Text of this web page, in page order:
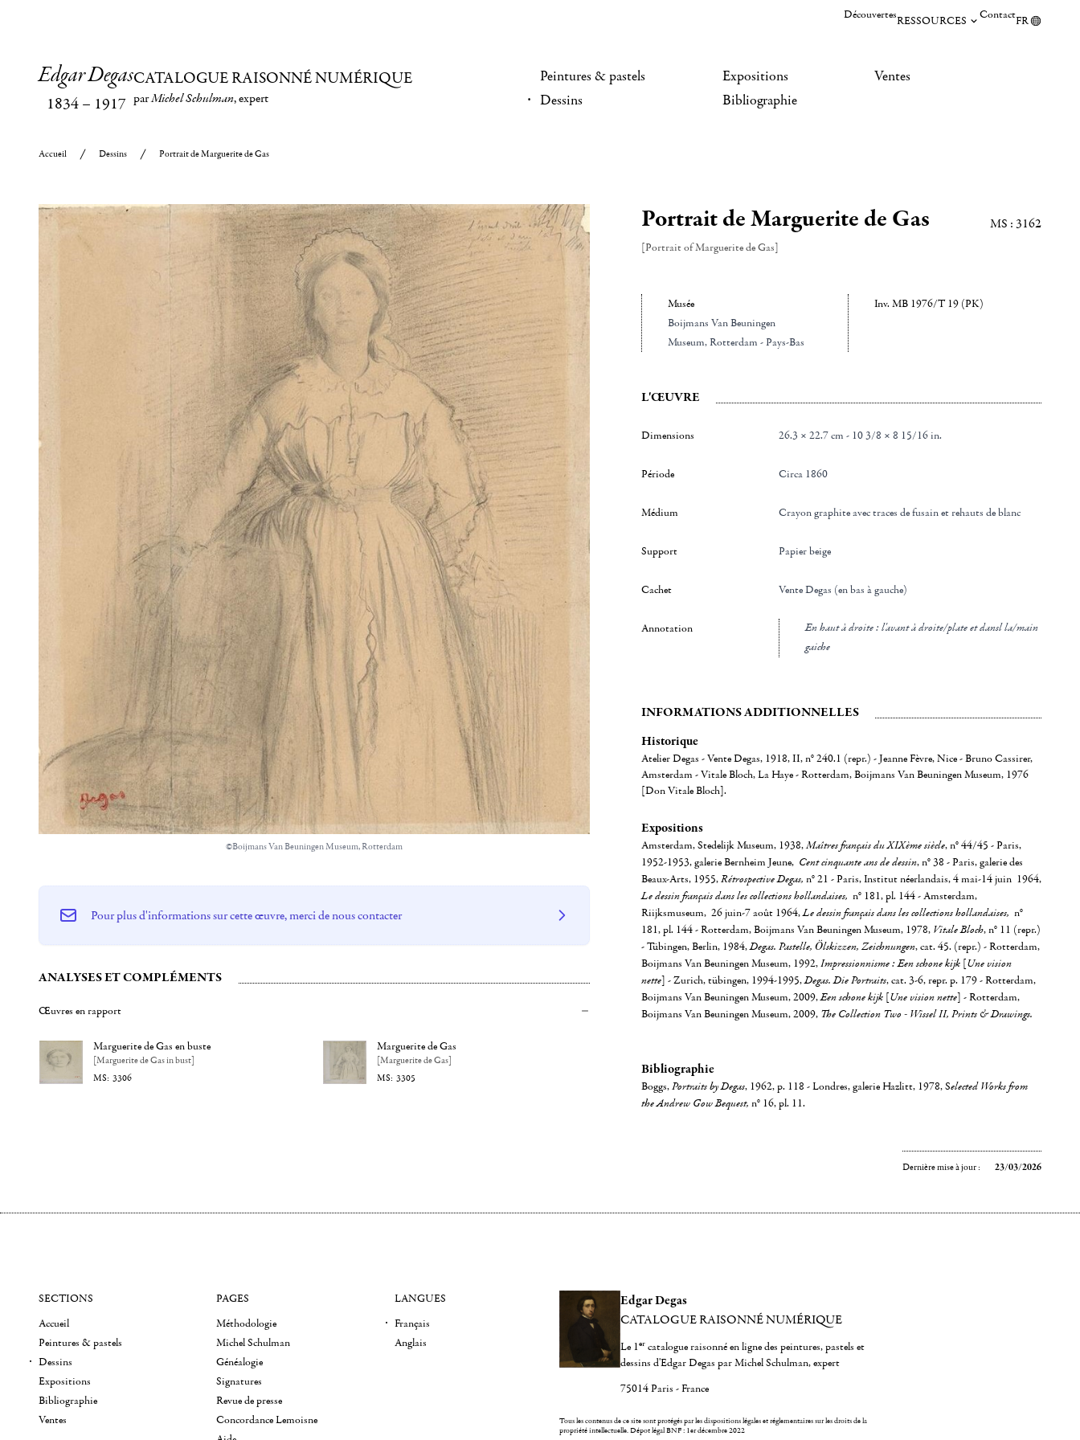
DécouvertesRESSOURCES ContactFR
Edgar Degas
1834– 1917
CATALOGUE RAISONNÉ NUMÉRIQUE
parMichel Schulman, expert
Peintures & pastels
Dessins
Expositions
Bibliographie
Ventes
Accueil Dessins Portrait de Marguerite de Gas
©Boijmans Van Beuningen Museum, Rotterdam
Portrait de Marguerite de Gas
[Portrait of Marguerite de Gas]
MS : 3162
Musée
Boijmans Van Beuningen
Museum, Rotterdam - Pays-Bas
Inv. MB 1976/T 19 (PK)
L'ŒUVRE
Dimensions 26.3 × 22.7 cm - 10 3/8 × 8 15/16 in.
Période Circa 1860
Médium Crayon graphite avec traces de fusain et rehauts de blanc
Support Papier beige
Cachet Vente Degas (en bas à gauche)
Annotation
en haut à droite : l'avant à droite/plate et dansl la/main
gaiche
INFORMATIONS ADDITIONNELLES
Historique
Atelier Degas - Vente Degas, 1918, II, n° 240.1 (repr.) - Jeanne Fèvre, Nice - Bruno Cassirer,
Amsterdam - Vitale Bloch, La Haye - Rotterdam, Boijmans Van Beuningen Museum, 1976
[Don Vitale Bloch].
Expositions
Amsterdam, Stedelijk Museum, 1938,Maîtres français du XIXème siècle, n° 44/45 - Paris,
1952-1953, galerie Bernheim Jeune, Cent cinquante ans de dessin, n° 38 - Paris, galerie des
Beaux-Arts, 1955,Rétrospective Degas, n° 21 - Paris, Institut néerlandais, 4 mai-14 juin 1964,
Le dessin français dans les collections hollandaises, n° 181, pl. 144 - Amsterdam,
Riijksmuseum, 26 juin-7 août 1964,Le dessin français dans les collections hollandaises, n°
181, pl. 144 - Rotterdam, Boijmans Van Beuningen Museum, 1978, Vitale Bloch, n° 11 (repr.)
- Tübingen, Berlin, 1984,Degas. Pastelle, Ölskizzen, Zeichnungen, cat. 45. (repr.) - Rotterdam,
Boijmans Van Beuningen Museum, 1992,Impressionnisme : Een schone kijk [Une vision
nette] - Zurich, tübingen, 1994-1995,Degas. Die Portraits, cat. 3-6, repr. p. 179 - Rotterdam,
Boijmans Van Beuningen Museum, 2009,Een schone kijk[Une vision nette] - Rotterdam,
Boijmans Van Beuningen Museum, 2009, The Collection Two - Wissel II, Prints & Drawings.
Bibliographie
Boggs,Portraits by Degas, 1962, p. 118 - Londres, galerie Hazlitt, 1978, Selected Works from
the Andrew Gow Bequest, n° 16, pl. 11.
Dernière mise à jour : 23/03/2026
Pour plus d'informations sur cette œuvre, merci de nous contacter
ANALYSES ET COMPLÉMENTS
Œuvres en rapport
Marguerite de Gas en buste
[Marguerite de Gas in bust]
3306
Marguerite de Gas
[Marguerite de Gas]
3305
Edgar Degas
CATALOGUE RAISONNÉ NUMÉRIQUE
Le 1er catalogue raisonné en ligne des peintures, pastels et
dessins d'Edgar Degas par Michel Schulman, expert
75014 Paris - France
Tous les contenus de ce site sont protégés par les dispositions légales et réglementaires sur les droits de la
propriété intellectuelle.Dépot légal BNF : 1er décembre 2022
SECTIONS
Accueil
Peintures & pastels
Dessins
Expositions
Bibliographie
Ventes
PAGES
Méthodologie
Michel Schulman
Généalogie
Signatures
Revue de presse
Concordance Lemoisne
LANGUES
Français
Anglais